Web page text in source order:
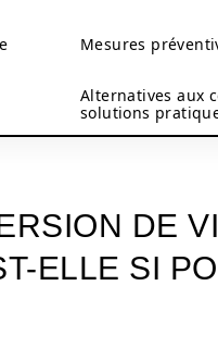
Mesures
Alternatives aux
solutions
DE
ELLE SI